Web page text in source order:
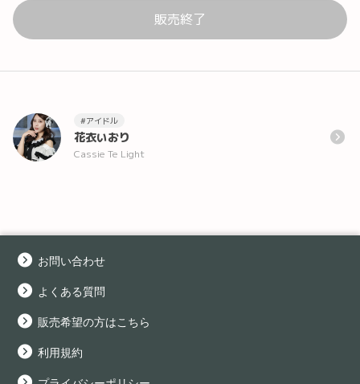
販売終了
#アイドル
花衣いおり
Cassie Te Light
お問い合わせ
よくある質問
販売希望の方はこちら
利用規約